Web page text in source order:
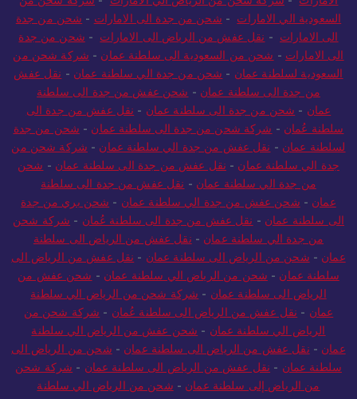
الامارات-شركة شحن من الرياض الي الامارات- شركة شحن من
السعودية الي الامارات-شحن من جدة الى الامارات-شحن من جدة
الى الامارات-نقل عفش من الرياض الى الامارات-شحن من جدة
الى الامارات-شحن من السعودية الى سلطنة عمان -شركة شحن من
السعودية لسلطنة عمان -شحن من جدة الي سلطنة عمان -نقل عفش
من جدة الى سلطنة عمان -شحن عفش من جدة الى سلطنة
عمان -شحن من جدة الى سلطنة عمان -نقل عفش من جدة الى
سلطنة عُمان -شركة شحن من جدة الى سلطنة عمان -شحن من جدة
لسلطنة عمان -نقل عفش من جدة الي سلطنة عمان - شركة شحن من
جدة الي سلطنة عمان -نقل عفش من جدة الى سلطنة عمان -شحن
من جدة الي سلطنة عمان -نقل عفش من جدة الى سلطنة
عمان -شحن عفش من جدة الي سلطنة عمان -شحن بري من جدة
الى سلطنة عمان -نقل عفش من جدة الى سلطنة عُمان - شركة شحن
من جدة الي سلطنة عمان -نقل عفش من الرياض الى سلطنة
عمان -شحن من الرياض الى سلطنة عمان -نقل عفش من الرياض الى
سلطنة عمان -شحن من الرياض الي سلطنة عمان -شحن عفش من
الرياض الى سلطنة عمان -شركة شحن من الرياض الي سلطنة
عمان -نقل عفش من الرياض الى سلطنة عُمان -شركة شحن من
الرياض الي سلطنة عمان -شحن عفش من الرياض الي سلطنة
عمان -نقل عفش من الرياض الى سلطنة عمان -شحن من الرياض الى
سلطنة عمان - نقل عفش من الرياض الى سلطنة عمان - شركة شحن
من الرياض إلى سلطنة عمان -شحن من الرياض الي سلطنة